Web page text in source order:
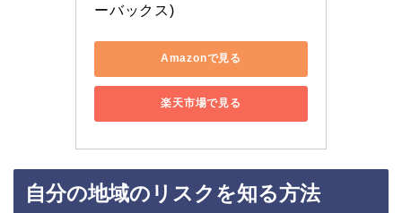
ーバックス)
Amazonで見る
楽天市場で見る
自分の地域のリスクを知る方法